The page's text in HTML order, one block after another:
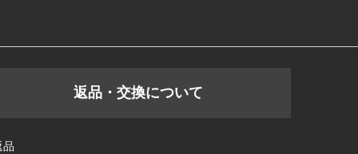
返品・交換について
品